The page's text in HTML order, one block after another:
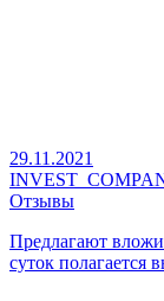
29.11.2021
Отзывы
Предлагают
суток полагается